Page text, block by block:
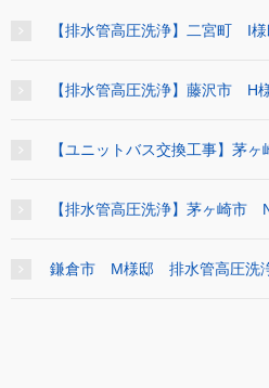
【排水管高圧洗浄】二宮町 I様
【排水管高圧洗浄】藤沢市 H
【ユニットバス交換工事】茅
【排水管高圧洗浄】茅ヶ崎市
鎌倉市 M様邸 排水管高圧洗